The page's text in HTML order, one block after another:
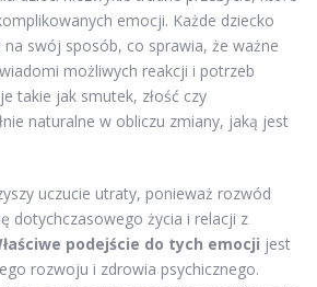
emocji. Każde dziecko
swój sposób, co sprawia, że ważne
możliwych reakcji i potrzeb
takie jak smutek, złość czy
naturalne w obliczu zmiany, jaką jest
uczucie utraty, ponieważ rozwód
dotychczasowego życia i relacji z
podejście do tych emocji jest
rozwoju i zdrowia psychicznego.